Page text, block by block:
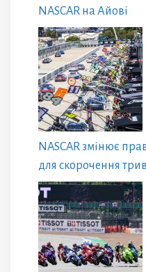
NASCAR на Айові
NASCAR змінює
для скорочення